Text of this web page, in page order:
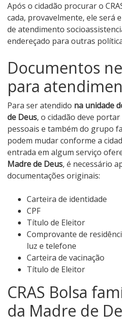
Após o cidadão procurar o
cada, provavelmente, ele será
de atendimento
endereçado para outras
Documentos
para
Para ser atendido na unidade
de Deus, o cidadão deve
pessoais e também do grupo
podem mudar conforme a
entrada em algum serviço
Madre de Deus, é necessário
documentações originais:
Carteira de identidade
CPF
Título de Eleitor
Comprovante de
luz e telefone
Carteira de vacinação
Título de Eleitor
CRAS Bolsa
da Madre de